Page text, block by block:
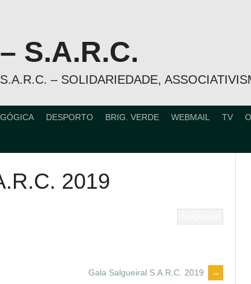
S.A.R.C.
– SOLIDARIEDADE,
DESPORTO BRIG. VERDE WEBMAIL TV
2019
Gala Salgueiral S.A.R.C. 2019 →